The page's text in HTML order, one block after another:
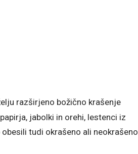
razširjeno božično krašenje
jabolki in orehi, lestenci iz
tudi okrašeno ali neokrašeno